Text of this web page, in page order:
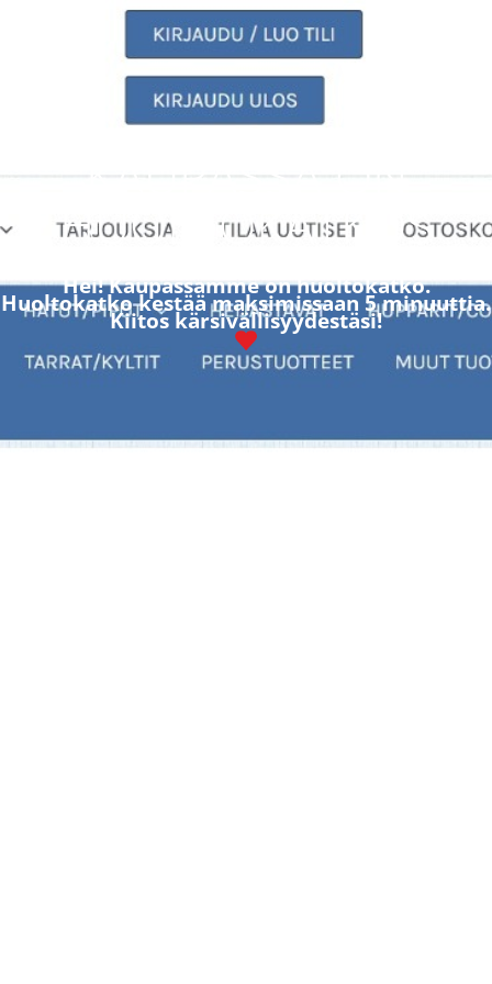
KAUPASSA ON
HUOLTOKATKOS
Hei! Kaupassamme on huoltokatko.
Huoltokatko kestää maksimissaan 5 minuuttia.
Kiitos kärsivällisyydestäsi!